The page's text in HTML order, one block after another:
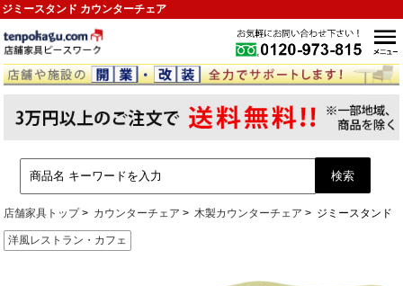
ジミースタンド カウンターチェア
店舗家具トップ カウンターチェア 木製カウンターチェア ジミースタンド
洋風レストラン・カフェ